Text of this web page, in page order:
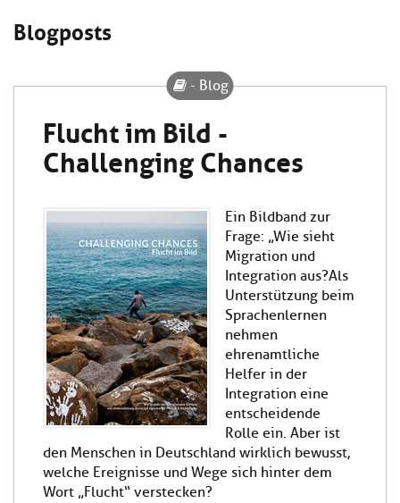
Blogposts
Flucht im Bild -
Challenging Chances
- Blog
Ein Bildband zur
Frage: „Wie sieht
Migration und
Integration aus? Als
Unterstützung beim
Sprachenlernen
nehmen
ehrenamtliche
Helfer in der
Integration eine
entscheidende
Rolle ein. Aber ist
den Menschen in Deutschland wirklich bewusst,
welche Ereignisse und Wege sich hinter dem
Wort „Flucht“ verstecken?